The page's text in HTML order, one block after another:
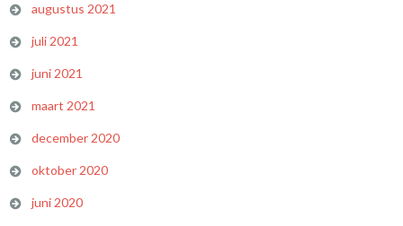
augustus 2021
juli 2021
juni 2021
maart 2021
december 2020
oktober 2020
juni 2020